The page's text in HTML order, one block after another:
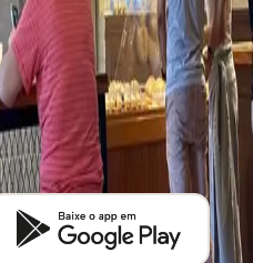
emOlímpia
cafeterias de café especial